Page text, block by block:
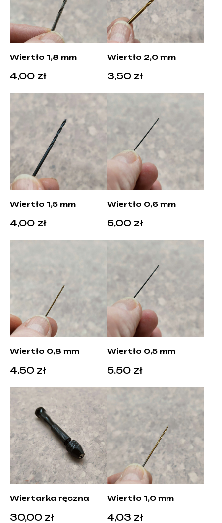
Wiertło 1,8 mm
4,00 zł
Wiertło 2,0 mm
3,50 zł
Wiertło 1,5 mm
4,00 zł
Wiertło 0,6 mm
5,00 zł
Wiertło 0,8 mm
4,50 zł
Wiertło 0,5 mm
5,50 zł
Wiertarka ręczna
30,00 zł
Wiertło 1,0 mm
4,03 zł